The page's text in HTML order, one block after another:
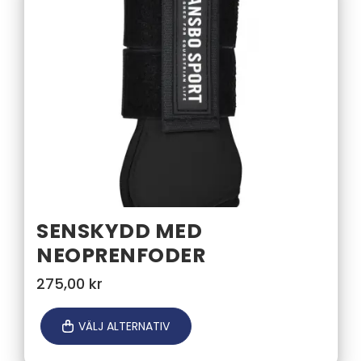
SENSKYDD MED
NEOPRENFODER
275,00 kr
VÄLJ ALTERNATIV